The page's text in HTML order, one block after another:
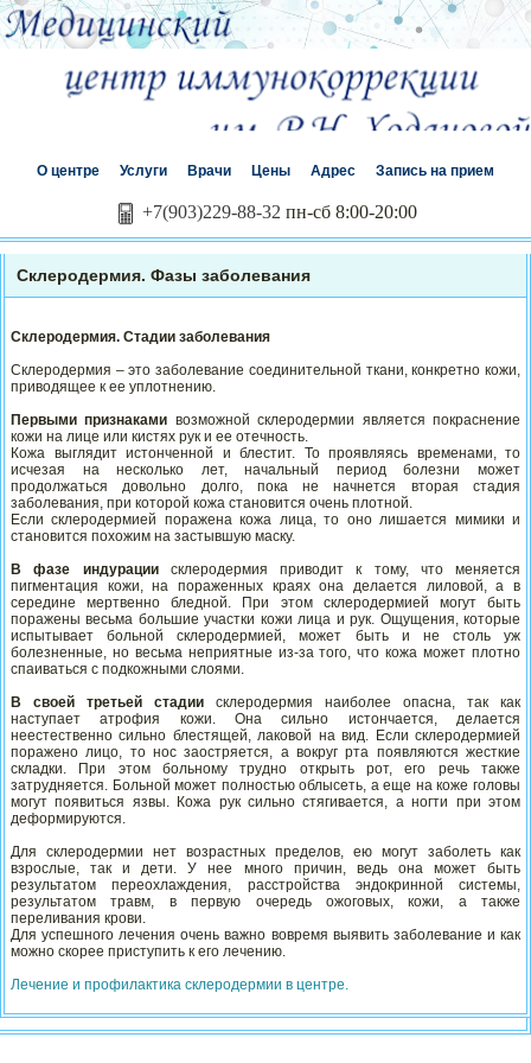
О центре Услуги Врачи Цены Адрес Запись на прием
+7(903)229-88-32 пн-сб 8:00-20:00
Склеродермия. Фазы заболевания
Склеродермия. Стадии заболевания
Склеродермия – это заболевание соединительной ткани, конкретно кожи,
приводящее к ее уплотнению.
Первыми признаками возможной склеродермии является покраснение
кожи на лице или кистях рук и ее отечность.
Кожа выглядит истонченной и блестит. То проявляясь временами, то
исчезая на несколько лет, начальный период болезни может
продолжаться довольно долго, пока не начнется вторая стадия
заболевания, при которой кожа становится очень плотной.
Если склеродермией поражена кожа лица, то оно лишается мимики и
становится похожим на застывшую маску.
В фазе индурациисклеродермия приводит к тому, что меняется
пигментация кожи, на пораженных краях она делается лиловой, а в
середине мертвенно бледной. При этом склеродермией могут быть
поражены весьма большие участки кожи лица и рук. Ощущения, которые
испытывает больной склеродермией, может быть и не столь уж
болезненные, но весьма неприятные из-за того, что кожа может плотно
спаиваться с подкожными слоями.
В своей третьей стадии склеродермия наиболее опасна, так как
наступает атрофия кожи. Она сильно истончается, делается
неестественно сильно блестящей, лаковой на вид. Если склеродермией
поражено лицо, то нос заостряется, а вокруг рта появляются жесткие
складки. При этом больному трудно открыть рот, его речь также
затрудняется. Больной может полностью облысеть, а еще на коже головы
могут появиться язвы. Кожа рук сильно стягивается, а ногти при этом
деформируются.
Для склеродермии нет возрастных пределов, ею могут заболеть как
взрослые, так и дети. У нее много причин, ведь она может быть
результатом переохлаждения, расстройства эндокринной системы,
результатом травм, в первую очередь ожоговых, кожи, а также
переливания крови.
Для успешного лечения очень важно вовремя выявить заболевание и как
можно скорее приступить к его лечению.
Лечение и профилактика склеродермии в центре.